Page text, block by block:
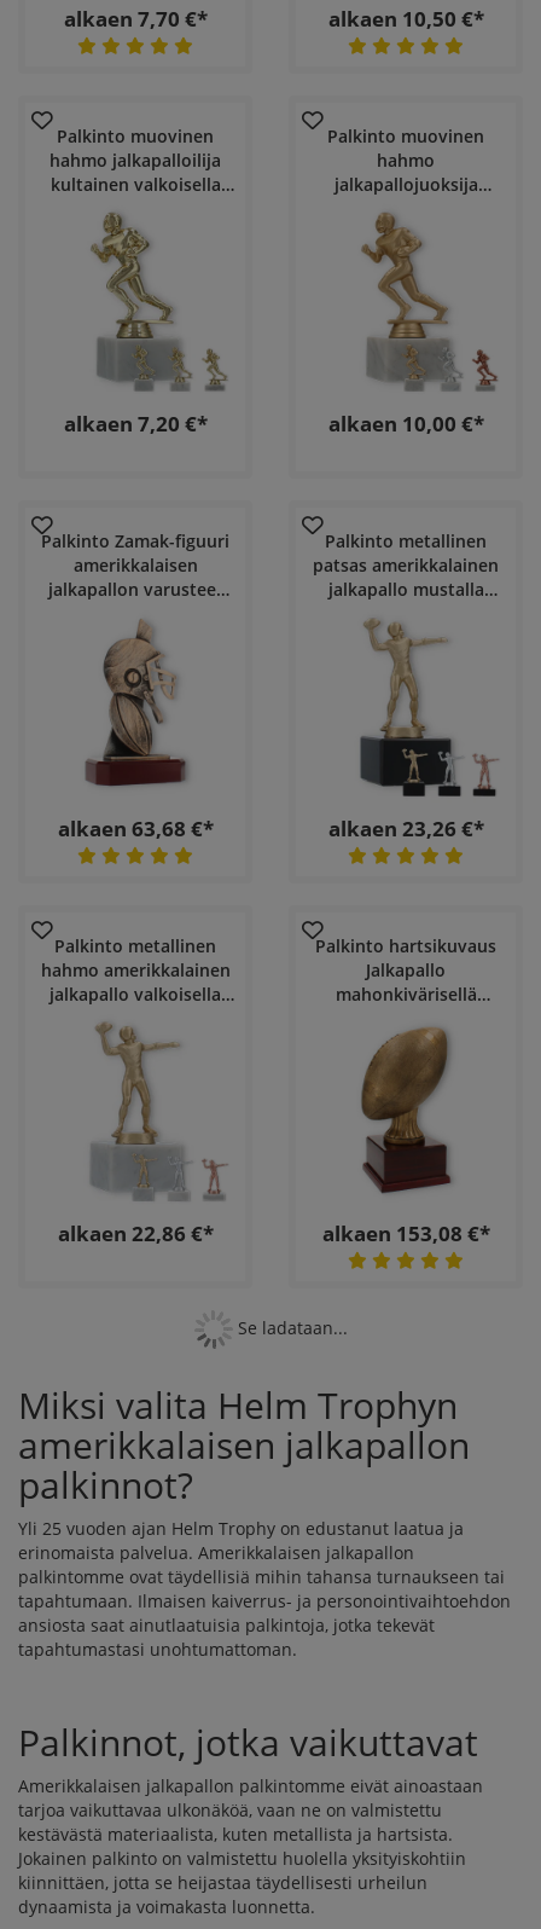
alkaen 7,70 €* alkaen 10,50 €*
Palkinto muovinen
hahmo jalkapalloilija
kultainen valkoisella
marmoripohjalla
alkaen 7,20 €*
Palkinto muovinen
hahmo
jalkapallojuoksija
valkoisella
marmoripohjalla
alkaen 10,00 €*
Palkinto Zamak-figuuri
amerikkalaisen
jalkapallon varusteet
antiikkikultaisena
mahonkivärisellä
puupohjalla
alkaen 63,68 €*
Palkinto metallinen
patsas amerikkalainen
jalkapallo mustalla
marmoripohjalla
alkaen 23,26 €*
Palkinto metallinen
hahmo amerikkalainen
jalkapallo valkoisella
marmoripohjalla
alkaen 22,86 €*
Palkinto hartsikuvaus
Jalkapallo
mahonkivärisellä
alkaen 153,08 €*
Se ladataan...
Miksi valita Helm Trophyn
amerikkalaisen jalkapallon
palkinnot?
Yli 25 vuoden ajan Helm Trophy on edustanut laatua ja
erinomaista palvelua. Amerikkalaisen jalkapallon
palkintomme ovat täydellisiä mihin tahansa turnaukseen tai
tapahtumaan. Ilmaisen kaiverrus- ja personointivaihtoehdon
ansiosta saat ainutlaatuisia palkintoja, jotka tekevät
tapahtumastasi unohtumattoman.
Palkinnot, jotka vaikuttavat
Amerikkalaisen jalkapallon palkintomme eivät ainoastaan
tarjoa vaikuttavaa ulkonäköä, vaan ne on valmistettu
kestävästä materiaalista, kuten metallista ja hartsista.
Jokainen palkinto on valmistettu huolella yksityiskohtiin
kiinnittäen, jotta se heijastaa täydellisesti urheilun
dynaamista ja voimakasta luonnetta.